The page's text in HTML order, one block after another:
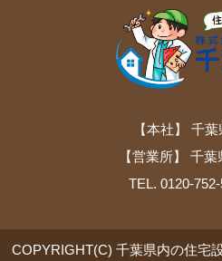
【本社】 千
【営業所】 千
TEL. 0120-
COPYRIGHT(C) 千葉県内の住